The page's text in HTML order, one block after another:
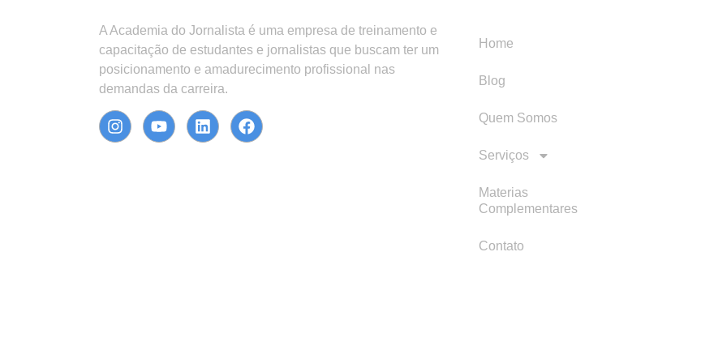
A Academia do Jornalista é uma empresa de treinamento e
capacitação de estudantes e jornalistas que buscam ter um
posicionamento e amadurecimento profissional nas
demandas da carreira.
Home
Blog
Quem Somos
Serviços
Materias
Complementares
Contato